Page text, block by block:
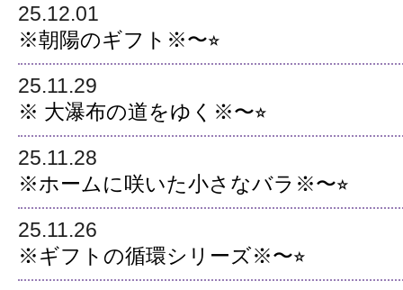
25.12.01
※朝陽のギフト※〜⭐︎
25.11.29
※ 大瀑布の道をゆく※〜⭐︎
25.11.28
※ホームに咲いた小さなバラ※〜⭐︎
25.11.26
※ギフトの循環シリーズ※〜⭐︎